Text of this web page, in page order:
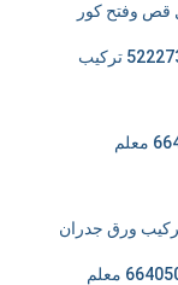
فني تركيب شتر يدوي وكهربائي الكويت 52227343 تركيب
فني تركيب باركيه سيراميك الكويت 66447375 معلم
دهان صباغ ضاحية مبارك العبدالله الجابر 66405052 معلم